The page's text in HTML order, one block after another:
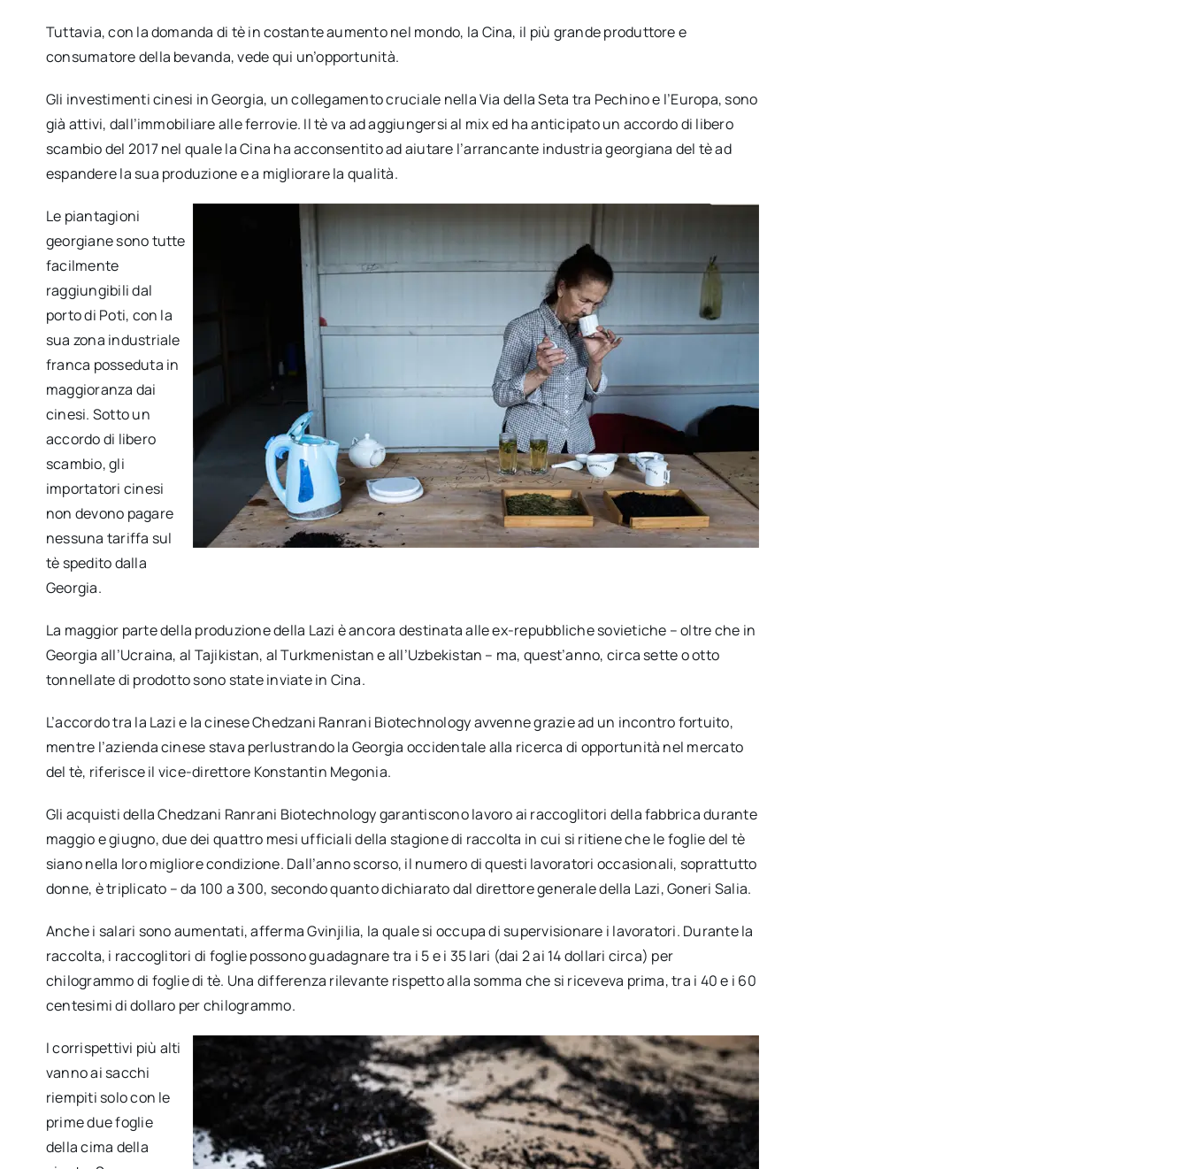
Tuttavia, con la domanda di tè in costante aumento nel mondo, la Cina, il più grande produttore e
consumatore della bevanda, vede qui un’opportunità.
Gli investimenti cinesi in Georgia, un collegamento cruciale nella Via della Seta tra Pechino e l’Europa, sono
già attivi, dall’immobiliare alle ferrovie. Il tè va ad aggiungersi al mix ed ha anticipato un accordo di libero
scambio del 2017 nel quale la Cina ha acconsentito ad aiutare l’arrancante industria georgiana del tè ad
espandere la sua produzione e a migliorare la qualità.
Le piantagioni
georgiane sono tutte
facilmente
raggiungibili dal
porto di Poti, con la
sua zona industriale
franca posseduta in
maggioranza dai
cinesi. Sotto un
accordo di libero
scambio, gli
importatori cinesi
non devono pagare
nessuna tariffa sul
tè spedito dalla
Georgia.
La maggior parte della produzione della Lazi è ancora destinata alle ex-repubbliche sovietiche – oltre che in
Georgia all’Ucraina, al Tajikistan, al Turkmenistan e all’Uzbekistan – ma, quest’anno, circa sette o otto
tonnellate di prodotto sono state inviate in Cina.
L’accordo tra la Lazi e la cinese Chedzani Ranrani Biotechnology avvenne grazie ad un incontro fortuito,
mentre l’azienda cinese stava perlustrando la Georgia occidentale alla ricerca di opportunità nel mercato
del tè, riferisce il vice-direttore Konstantin Megonia.
Gli acquisti della Chedzani Ranrani Biotechnology garantiscono lavoro ai raccoglitori della fabbrica durante
maggio e giugno, due dei quattro mesi ufficiali della stagione di raccolta in cui si ritiene che le foglie del tè
siano nella loro migliore condizione. Dall’anno scorso, il numero di questi lavoratori occasionali, soprattutto
donne, è triplicato – da 100 a 300, secondo quanto dichiarato dal direttore generale della Lazi, Goneri Salia.
Anche i salari sono aumentati, afferma Gvinjilia, la quale si occupa di supervisionare i lavoratori. Durante la
raccolta, i raccoglitori di foglie possono guadagnare tra i 5 e i 35 lari (dai 2 ai 14 dollari circa) per
chilogrammo di foglie di tè. Una differenza rilevante rispetto alla somma che si riceveva prima, tra i 40 e i 60
centesimi di dollaro per chilogrammo.
I corrispettivi più alti
vanno ai sacchi
riempiti solo con le
prime due foglie
della cima della